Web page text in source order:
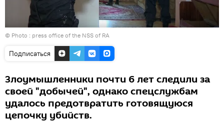
© Photo : press office of the NSS of RA
Подписаться
Злоумышленники почти 6 лет следили за
своей "добычей", однако спецслужбам
удалось предотвратить готовящуюся
цепочку убийств.